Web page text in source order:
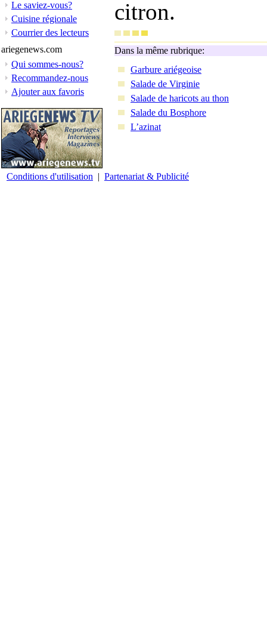
Le saviez-vous?
Cuisine régionale
Courrier des lecteurs
ariegenews.com
Qui sommes-nous?
Recommandez-nous
Ajouter aux favoris
citron.
Dans la même rubrique:
Garbure ariégeoise
Salade de Virginie
Salade de haricots au thon
Salade du Bosphore
L’azinat
Conditions d'utilisation | Partenariat & Publicité